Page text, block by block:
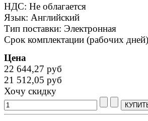
НДС: Не облагается
Язык: Английский
Тип поставки: Электронная
Срок комплектации (рабочих
Цена
22 644,27 руб
21 512,05 руб
Хочу скидку